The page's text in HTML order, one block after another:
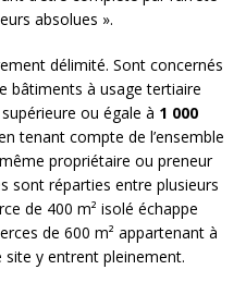
absolues ».
délimité. Sont concernés
bâtiments à usage tertiaire
ou égale à 1 000
tenant compte de l’ensemble
propriétaire ou preneur
sont réparties entre plusieurs
de 400 m² isolé échappe
de 600 m² appartenant à
y entrent pleinement.